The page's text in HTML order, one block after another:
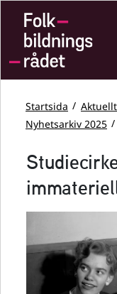
Startsida
Nyhetsarkiv 2025